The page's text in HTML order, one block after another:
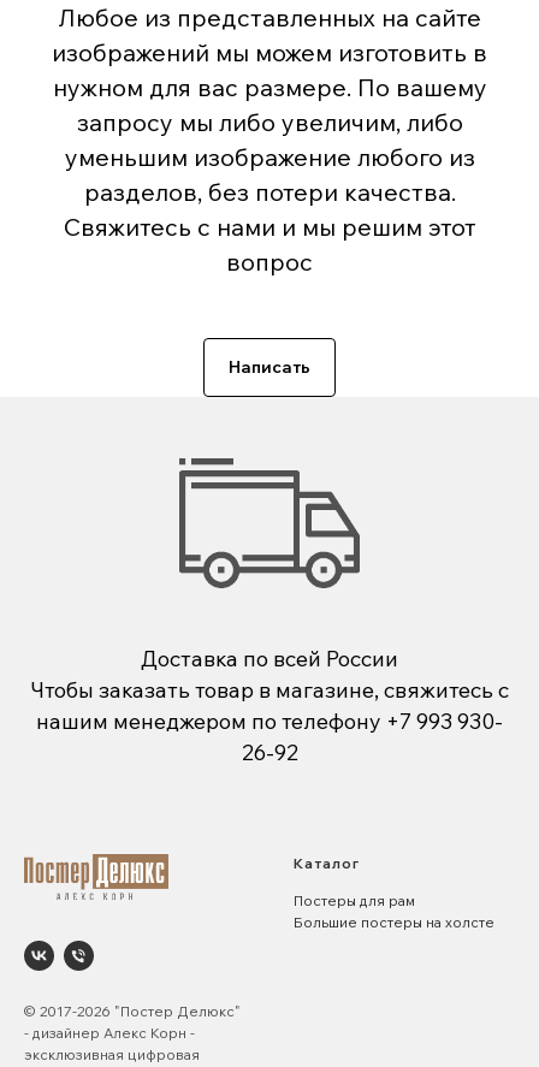
Любое из представленных на сайте
изображений мы можем изготовить в
нужном для вас размере. По вашему
запросу мы либо увеличим, либо
уменьшим изображение любого из
разделов, без потери качества.
Свяжитесь с нами и мы решим этот
вопрос
Написать
Доставка по всей России
Чтобы заказать товар в магазине, свяжитесь с
нашим менеджером по телефону +7 993 930-
26-92
© 2017-2026 "Постер Делюкс"
- дизайнер Алекс Корн -
эксклюзивная цифровая
Каталог
Постеры для рам
Большие постеры на холсте